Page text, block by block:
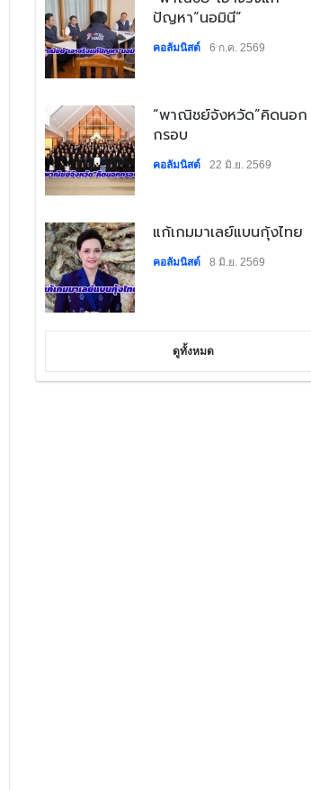
ปัญหา“นอมินี”
คอลัมนิสต์ 6 ก.ค. 2569
​“พาณิชย์จังหวัด”คิดนอก
กรอบ
คอลัมนิสต์ 22 มิ.ย. 2569
​แก้เกมมาเลย์แบนกุ้งไทย
คอลัมนิสต์ 8 มิ.ย. 2569
ดูทั้งหมด